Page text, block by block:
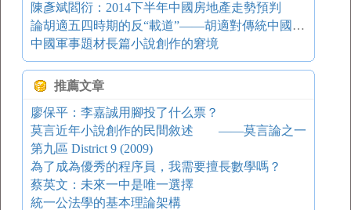
陳彥斌閻衍：2014下半年中國房地產走勢預判
論胡適五四時期的反“載道”——胡適對傳統中國文學觀念的變革與發展
中國軍事題材長篇小說創作的窘境
推薦文章
廖保平：李嘉誠用腳投了什么票？
莫言近年小說創作的民間敘述 ——莫言論之一
第九區 District 9 (2009)
為了成為優秀的程序員，我需要擅長數學嗎？
蔡英文：未來一中是唯一選擇
統一公法學的基本理論架構